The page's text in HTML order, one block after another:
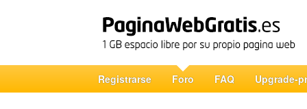
Registrarse Foro FAQ Upgrade-